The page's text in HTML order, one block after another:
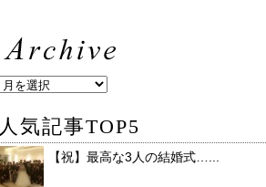
人気記事TOP5
【祝】最高な3人の結婚式…...